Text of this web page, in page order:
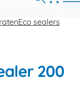
Eco sealers
200